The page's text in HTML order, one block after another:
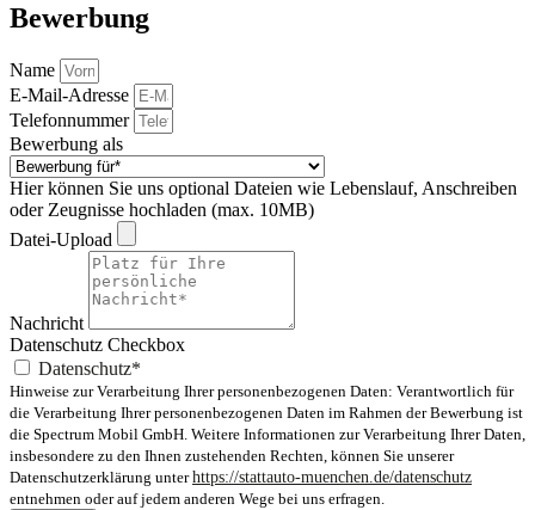
Bewerbung
Name
E-Mail-Adresse
Telefonnummer
Bewerbung als
Hier können Sie uns optional Dateien wie Lebenslauf, Anschreiben
oder Zeugnisse hochladen (max. 10MB)
Datei-Upload
Nachricht
Datenschutz Checkbox
Datenschutz*
Hinweise zur Verarbeitung Ihrer personenbezogenen Daten: Verantwortlich für
die Verarbeitung Ihrer personenbezogenen Daten im Rahmen der Bewerbung ist
die Spectrum Mobil GmbH. Weitere Informationen zur Verarbeitung Ihrer Daten,
insbesondere zu den Ihnen zustehenden Rechten, können Sie unserer
Datenschutzerklärung unterhttps://stattauto-muenchen.de/datenschutz
entnehmen oder auf jedem anderen Wege bei uns erfragen.